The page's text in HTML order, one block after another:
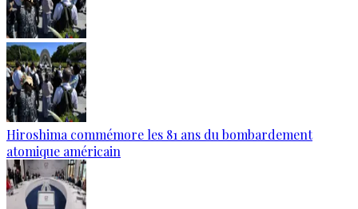
Hiroshima commémore les 81 ans du bombardement
atomique américain